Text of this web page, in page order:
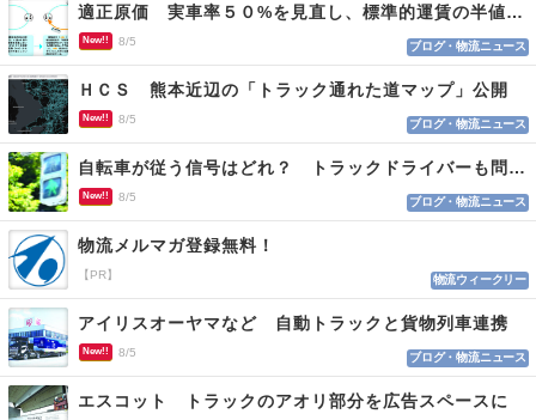
適正原価 実車率５０%を見直し、標準的運賃の半値の恐れも
New!! 8/5 ブログ・物流ニュース
ＨＣＳ 熊本近辺の「トラック通れた道マップ」公開
New!! 8/5 ブログ・物流ニュース
自転車が従う信号はどれ？ トラックドライバーも問われる認識
New!! 8/5 ブログ・物流ニュース
物流メルマガ登録無料！
【PR】 物流ウィークリー
アイリスオーヤマなど 自動トラックと貨物列車連携
New!! 8/5 ブログ・物流ニュース
エスコット トラックのアオリ部分を広告スペースに